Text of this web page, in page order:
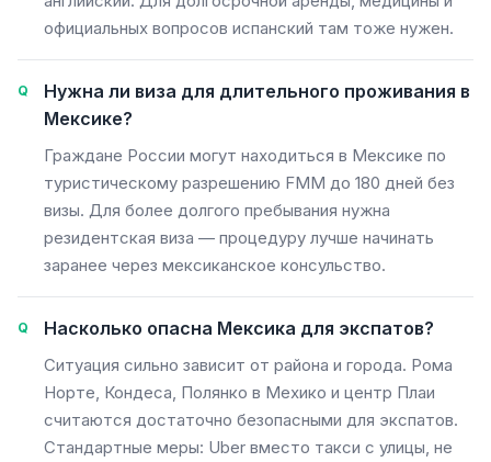
официальных вопросов испанский там тоже нужен.
Нужна ли виза для длительного проживания в
Мексике?
Граждане России могут находиться в Мексике по
туристическому разрешению FMM до 180 дней без
визы. Для более долгого пребывания нужна
резидентская виза — процедуру лучше начинать
заранее через мексиканское консульство.
Насколько опасна Мексика для экспатов?
Ситуация сильно зависит от района и города. Рома
Норте, Кондеса, Полянко в Мехико и центр Плаи
считаются достаточно безопасными для экспатов.
Стандартные меры: Uber вместо такси с улицы, не